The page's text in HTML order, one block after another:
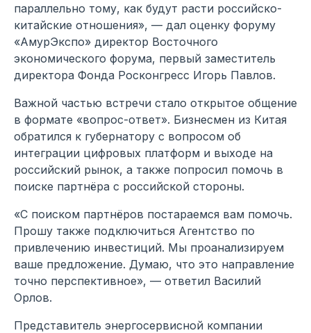
параллельно тому, как будут расти российско-
китайские отношения», — дал оценку форуму
«АмурЭкспо» директор Восточного
экономического форума, первый заместитель
директора Фонда Росконгресс Игорь Павлов.
Важной частью встречи стало открытое общение
в формате «вопрос-ответ». Бизнесмен из Китая
обратился к губернатору с вопросом об
интеграции цифровых платформ и выходе на
российский рынок, а также попросил помочь в
поиске партнёра с российской стороны.
«С поиском партнёров постараемся вам помочь.
Прошу также подключиться Агентство по
привлечению инвестиций. Мы проанализируем
ваше предложение. Думаю, что это направление
точно перспективное», — ответил Василий
Орлов.
Представитель энергосервисной компании